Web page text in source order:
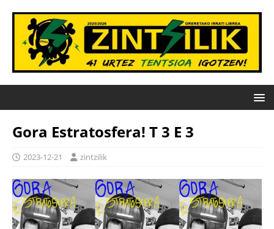
Gora Estratosfera! T 3 E 3
2023-12-21 zintzilik